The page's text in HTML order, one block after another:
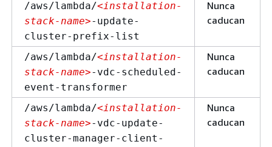
/aws/lambda/<installation-
stack-name>-update-
cluster-prefix-list
Nunca
caducan
/aws/lambda/<installation-
stack-name>-vdc-scheduled-
event-transformer
Nunca
caducan
/aws/lambda/<installation-
stack-name>-vdc-update-
cluster-manager-client-
Nunca
caducan